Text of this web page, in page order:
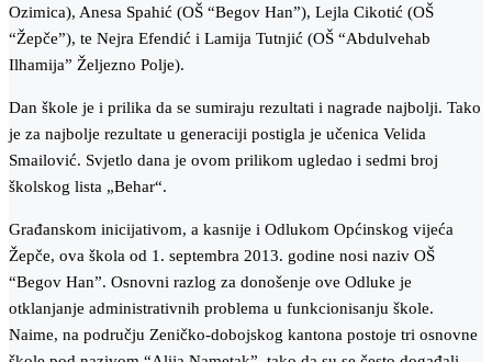
Ozimica), Anesa Spahić (OŠ “Begov Han”), Lejla Cikotić (OŠ
“Žepče”), te Nejra Efendić i Lamija Tutnjić (OŠ “Abdulvehab
Ilhamija” Željezno Polje).
Dan škole je i prilika da se sumiraju rezultati i nagrade najbolji. Tako
je za najbolje rezultate u generaciji postigla je učenica Velida
Smailović. Svjetlo dana je ovom prilikom ugledao i sedmi broj
školskog lista „Behar“.
Građanskom inicijativom, a kasnije i Odlukom Općinskog vijeća
Žepče, ova škola od 1. septembra 2013. godine nosi naziv OŠ
“Begov Han”. Osnovni razlog za donošenje ove Odluke je
otklanjanje administrativnih problema u funkcionisanju škole.
Naime, na području Zeničko-dobojskog kantona postoje tri osnovne